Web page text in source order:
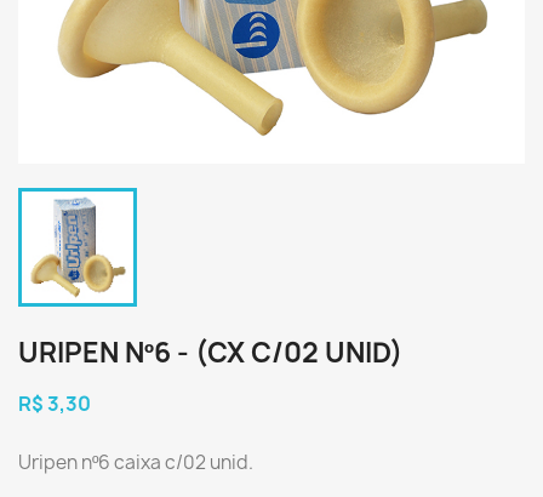
URIPEN Nº6 - (CX C/02 UNID)
R$ 3,30
Uripen nº6 caixa c/02 unid.